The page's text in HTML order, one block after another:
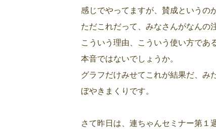
感じでやってますが、賛成というの
ただこれだって、みなさんがなんの
こういう理由、こういう使い方で
本音ではないでしょうか。
グラフだけみせてこれが結果だ、み
ぼやきまくりです。
さて昨日は、連ちゃんセミナー第１